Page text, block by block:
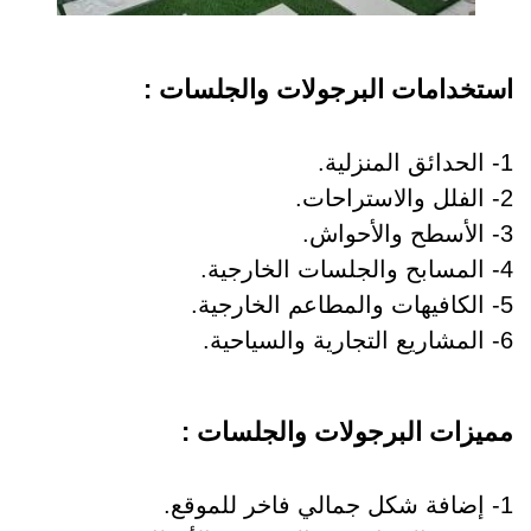
استخدامات البرجولات والجلسات :
1- الحدائق المنزلية.
2- الفلل والاستراحات.
3- الأسطح والأحواش.
4- المسابح والجلسات الخارجية.
5- الكافيهات والمطاعم الخارجية.
6- المشاريع التجارية والسياحية.
مميزات البرجولات والجلسات :
1- إضافة شكل جمالي فاخر للموقع.